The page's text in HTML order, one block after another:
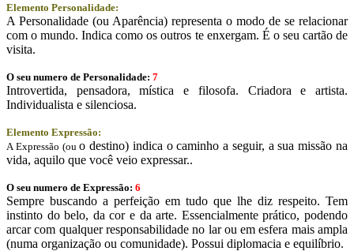
Elemento Personalidade:
A Personalidade (ou Aparência) representa o modo de se relacionar
com o mundo. Indica como os outros te enxergam. É o seu cartão de
visita.
O seu numero de Personalidade: 7
Introvertida, pensadora, mística e filosofa. Criadora e artista.
Individualista e silenciosa.
Elemento Expressão:
A Expressão (ouo destino) indica o caminho a seguir, a sua missão na
vida, aquilo que você veio expressar..
O seu numero de Expressão: 6
Sempre buscando a perfeição em tudo que lhe diz respeito. Tem
instinto do belo, da cor e da arte. Essencialmente prático, podendo
arcar com qualquer responsabilidade no lar ou em esfera mais ampla
(numa organização ou comunidade). Possui diplomacia e equilíbrio.